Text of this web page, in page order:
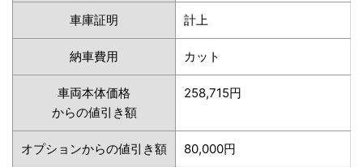
車庫証明 計上
納車費用 カット
車両本体価格
からの値引き額
258,715円
オプションからの値引き額 80,000円